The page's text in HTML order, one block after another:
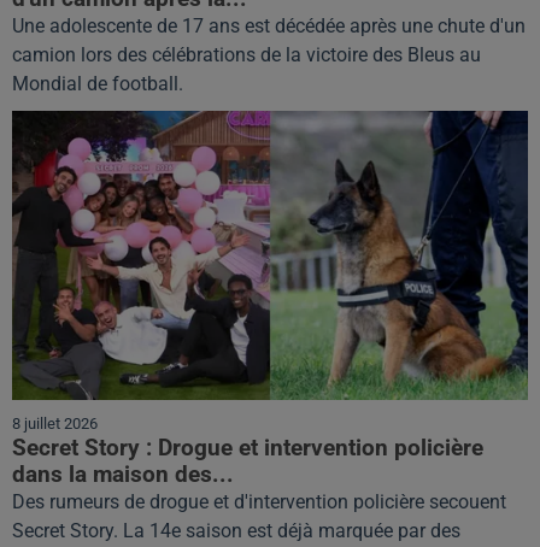
Une adolescente de 17 ans est décédée après une chute d'un
camion lors des célébrations de la victoire des Bleus au
Mondial de football.
8 juillet 2026
Secret Story : Drogue et intervention policière
dans la maison des...
Des rumeurs de drogue et d'intervention policière secouent
Secret Story. La 14e saison est déjà marquée par des